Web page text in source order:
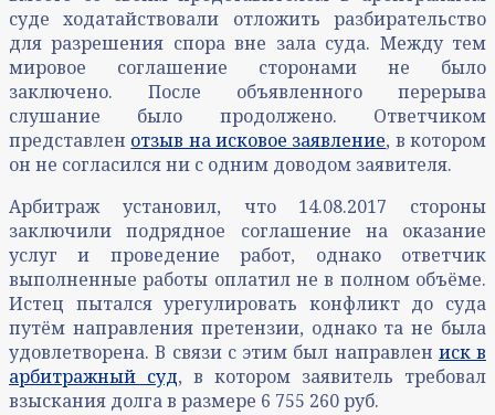
суде ходатайствовали отложить разбирательство
для разрешения спора вне зала суда. Между тем
мировое соглашение сторонами не было
заключено. После объявленного перерыва
слушание было продолжено. Ответчиком
представлен отзыв на исковое заявление, в котором
он не согласился ни с одним доводом заявителя.
Арбитраж установил, что 14.08.2017 стороны
заключили подрядное соглашение на оказание
услуг и проведение работ, однако ответчик
выполненные работы оплатил не в полном объёме.
Истец пытался урегулировать конфликт до суда
путём направления претензии, однако та не была
удовлетворена. В связи с этим был направлен иск в
арбитражный суд, в котором заявитель требовал
взыскания долга в размере 6 755 260 руб.